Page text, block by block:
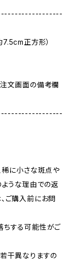
正方形）
文画面の備考欄
稀に小さな斑点や
ような理由での返
ご購入前にお問
ちする可能性がご
干異なりますの